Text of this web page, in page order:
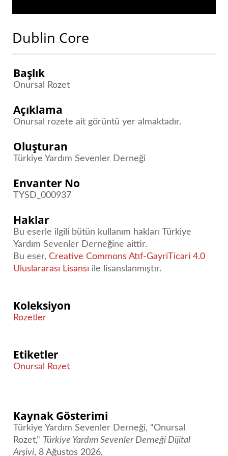
Dublin Core
Başlık
Onursal Rozet
Açıklama
Onursal rozete ait görüntü yer almaktadır.
Oluşturan
Türkiye Yardım Sevenler Derneği
Envanter No
TYSD_000937
Haklar
Bu eserle ilgili bütün kullanım hakları Türkiye
Yardım Sevenler Derneğine aittir.
Bu eser,Creative Commons Atıf-GayriTicari 4.0
Uluslararası Lisansı ile lisanslanmıştır.
Koleksiyon
Rozetler
Etiketler
Onursal Rozet
Kaynak Gösterimi
Türkiye Yardım Sevenler Derneği, “Onursal
Rozet,” Türkiye Yardım Sevenler Derneği Dijital
Arşivi, 8 Ağustos 2026,